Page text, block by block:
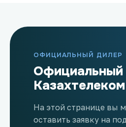
ОФИЦИАЛЬНЫЙ ДИЛЕР
Официальный
Казахтелеком
На этой странице вы
оставить заявку на